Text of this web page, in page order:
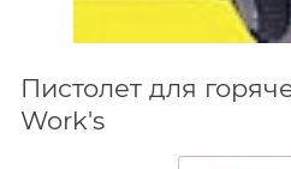
Пистолет для
Work's